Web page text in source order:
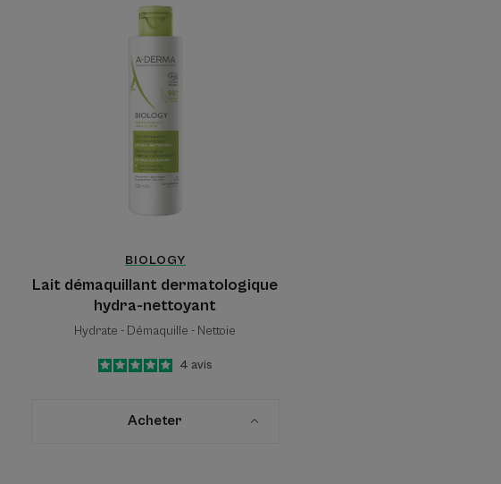
démaquillant
dermatologique
hydra-
nettoyant
BIOLOGY
Lait démaquillant dermatologique
hydra-nettoyant
Hydrate - Démaquille - Nettoie
5
/5
4 avis
Acheter